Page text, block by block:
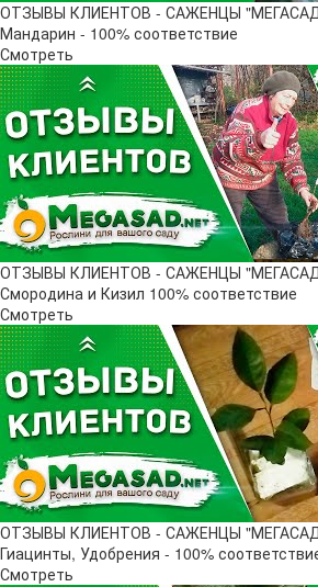
ОТЗЫВЫ КЛИЕНТОВ - САЖЕНЦЫ
Мандарин - 100% соответствие
Смотреть
ОТЗЫВЫ КЛИЕНТОВ - САЖЕНЦЫ
Смородина и Кизил 100% соответствие
Смотреть
ОТЗЫВЫ КЛИЕНТОВ - САЖЕНЦЫ
Гиацинты, Удобрения - 100%
Смотреть